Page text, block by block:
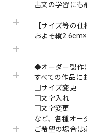
古文の学習にも
【サイズ等の仕
およそ縦
◆オーダー製作
すべての作品に
□サイズ変更
□文字入れ
□文字変更
など、各種オー
ご希望の場合は